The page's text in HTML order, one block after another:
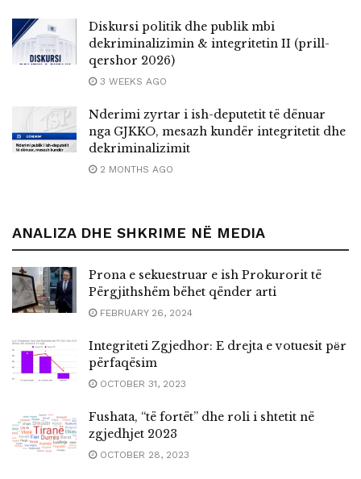
Diskursi politik dhe publik mbi
dekriminalizimin & integritetin II (prill-
qershor 2026)
3 WEEKS AGO
Nderimi zyrtar i ish-deputetit të dënuar
nga GJKKO, mesazh kundër integritetit dhe
dekriminalizimit
2 MONTHS AGO
ANALIZA DHE SHKRIME NË MEDIA
Prona e sekuestruar e ish Prokurorit të
Përgjithshëm bëhet qënder arti
FEBRUARY 26, 2024
Integriteti Zgjedhor: E drejta e votuesit pёr
përfaqësim
OCTOBER 31, 2023
Fushata, “të fortët” dhe roli i shtetit në
zgjedhjet 2023
OCTOBER 28, 2023